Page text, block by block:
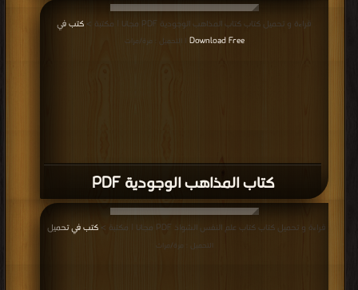
كتاب المذاهب الوجودية PDF
قراءة و تحميل كتاب كتاب المذاهب الوجودية PDF مجانا | مكتبة >
كتب في
Download Free
| التحميل : مرة/مرات
قراءة و تحميل كتاب كتاب علم النفس الشواذ PDF مجانا | مكتبة > كتب في تحميل
التحميل : مرة/مرات